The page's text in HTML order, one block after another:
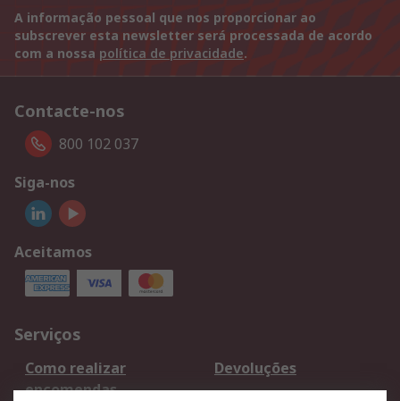
A informação pessoal que nos proporcionar ao
subscrever esta newsletter será processada de acordo
com a nossa política de privacidade.
Contacte-nos
800 102 037
Siga-nos
Aceitamos
Serviços
Como realizar
encomendas
Devoluções